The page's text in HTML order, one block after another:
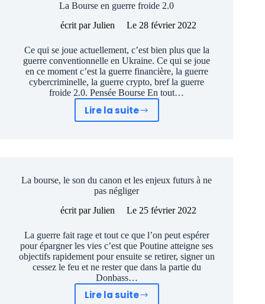
guerre
froide
durable
La Bourse en guerre froide 2.0
écrit par Julien Le 28 février 2022
Ce qui se joue actuellement, c’est bien plus que la
guerre conventionnelle en Ukraine. Ce qui se joue
en ce moment c’est la guerre financière, la guerre
cybercriminelle, la guerre crypto, bref la guerre
froide 2.0. Pensée Bourse En tout…
Lire la suite
La
2.0
La bourse, le son du canon et les enjeux futurs à ne
pas négliger
écrit par Julien Le 25 février 2022
La guerre fait rage et tout ce que l’on peut espérer
pour épargner les vies c’est que Poutine atteigne ses
objectifs rapidement pour ensuite se retirer, signer un
cessez le feu et ne rester que dans la partie du
Donbass…
Lire la suite
La